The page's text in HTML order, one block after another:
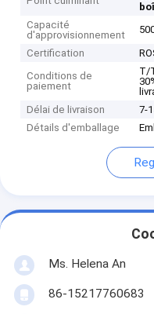
Capacité
d'approvisionnement
Certification
Conditions de
paiement
T/
Délai de livraison
7-
Détails d'emballage
Ms. Helena An
86-15217760683